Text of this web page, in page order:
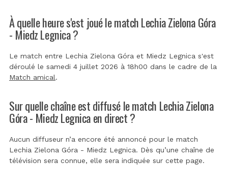
À quelle heure s'est joué le match Lechia Zielona Góra
- Miedz Legnica ?
Le match entre Lechia Zielona Góra et Miedz Legnica s'est
déroulé le samedi 4 juillet 2026 à 18h00 dans le cadre de la
Match amical.
Sur quelle chaîne est diffusé le match Lechia Zielona
Góra - Miedz Legnica en direct ?
Aucun diffuseur n’a encore été annoncé pour le match
Lechia Zielona Góra - Miedz Legnica. Dès qu’une chaîne de
télévision sera connue, elle sera indiquée sur cette page.